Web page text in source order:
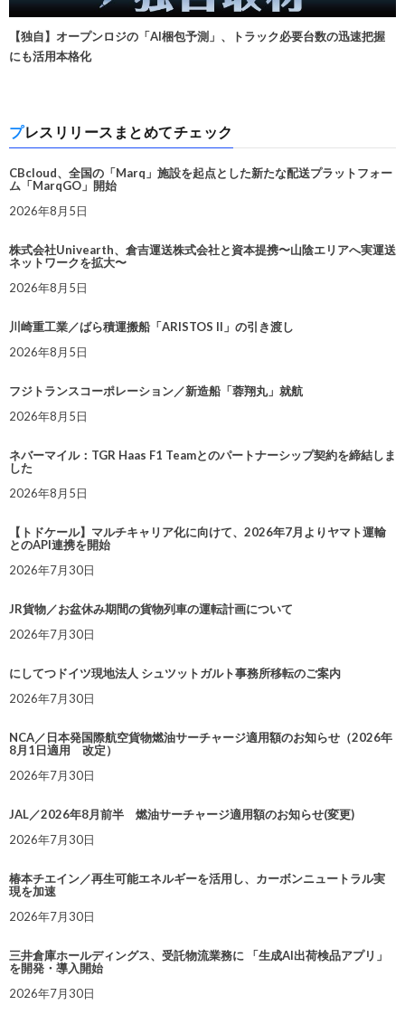
【独自】オープンロジの「AI梱包予測」、トラック必要台数の迅速把握
にも活用本格化
プレスリリースまとめてチェック
CBcloud、全国の「Marq」施設を起点とした新たな配送プラットフォー
ム「MarqGO」開始
2026年8月5日
株式会社Univearth、倉吉運送株式会社と資本提携〜山陰エリアへ実運送
ネットワークを拡大〜
2026年8月5日
川崎重工業／ばら積運搬船「ARISTOS II」の引き渡し
2026年8月5日
フジトランスコーポレーション／新造船「蓉翔丸」就航
2026年8月5日
ネバーマイル：TGR Haas F1 Teamとのパートナーシップ契約を締結しま
した
2026年8月5日
【トドケール】マルチキャリア化に向けて、2026年7月よりヤマト運輸
とのAPI連携を開始
2026年7月30日
JR貨物／お盆休み期間の貨物列車の運転計画について
2026年7月30日
にしてつドイツ現地法人 シュツットガルト事務所移転のご案内
2026年7月30日
NCA／日本発国際航空貨物燃油サーチャージ適用額のお知らせ（2026年
8月1日適用 改定）
2026年7月30日
JAL／2026年8月前半 燃油サーチャージ適用額のお知らせ(変更)
2026年7月30日
椿本チエイン／再生可能エネルギーを活用し、カーボンニュートラル実
現を加速
2026年7月30日
三井倉庫ホールディングス、受託物流業務に 「生成AI出荷検品アプリ」
を開発・導入開始
2026年7月30日